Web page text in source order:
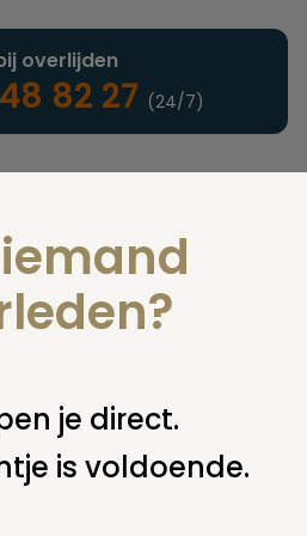
overlijden
82 27 (24/7)
overige financiering
tante
je direct.
is voldoende.